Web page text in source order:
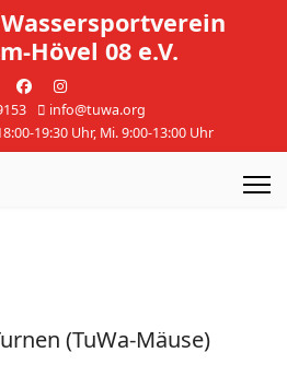
Hövel 08 e.V.
info@tuwa.org
19:30 Uhr, Mi. 9:00-13:00 Uhr
(TuWa-Mäuse)